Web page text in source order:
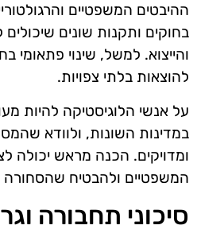
ההיבטים המשפטיים
בחוקים ותקנות שונים
והייצוא. למשל, שינוי פתאומי
להוצאות בלתי צפויות.
על אנשי הלוגיסטיקה להיות
במדינות השונות, ולוודא
ומדויקים. הכנה מראש יכולה
המשפטיים ולהבטיח
סיכוני תחבורה